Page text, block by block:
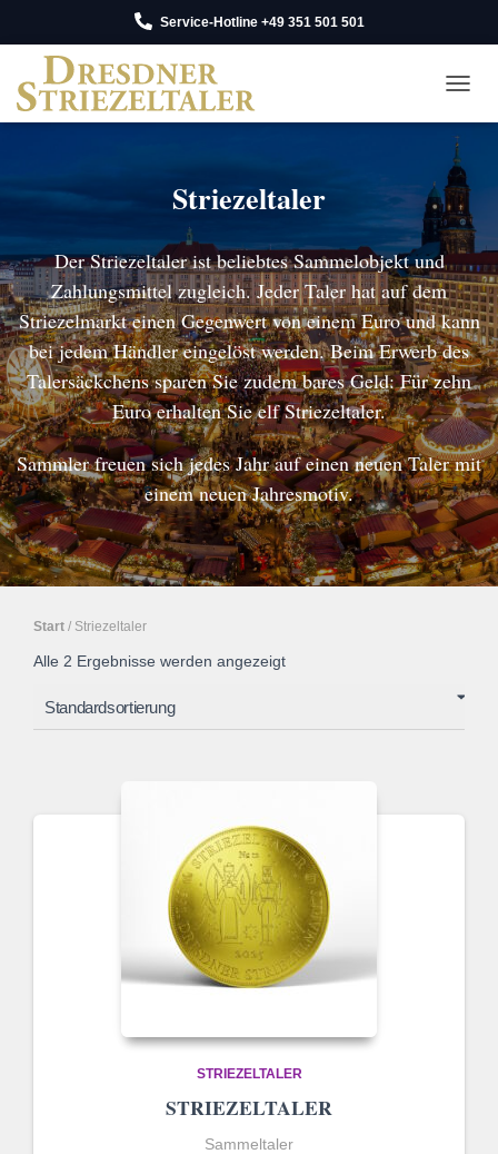
Service-Hotline +49 351 501 501
Striezeltaler
Der Striezeltaler ist beliebtes Sammelobjekt und
Zahlungsmittel zugleich. Jeder Taler hat auf dem
Striezelmarkt einen Gegenwert von einem Euro und kann
bei jedem Händler eingelöst werden. Beim Erwerb des
Talersäckchens sparen Sie zudem bares Geld: Für zehn
Euro erhalten Sie elf Striezeltaler.
Sammler freuen sich jedes Jahr auf einen neuen Taler mit
einem neuen Jahresmotiv.
Start / Striezeltaler
Alle 2 Ergebnisse werden angezeigt
STRIEZELTALER
STRIEZELTALER
Sammeltaler